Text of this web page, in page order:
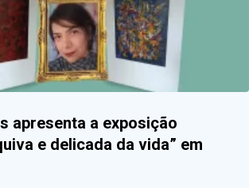
apresenta a exposição
e delicada da vida” em